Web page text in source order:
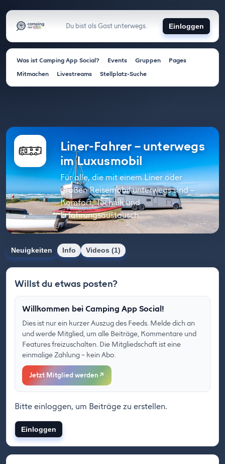
Du bist als Gast unterwegs. Einloggen
Was ist Camping App Social? Events Gruppen
Pages
Mitmachen
Livestreams Stellplatz-Suche
Liner-Fahrer – unterwegs
im Luxusmobil
Für alle, die mit einem Liner oder
großen Reisemobil unterwegs sind –
Komfort, Technik und
Erfahrungsaustausch.
Neuigkeiten Info Videos (1)
Willst du etwas posten?
Willkommen bei Camping App Social!
Dies ist nur ein kurzer Auszug des Feeds. Melde dich an
und werde Mitglied, um alle Beiträge, Kommentare und
Features freizuschalten. Die Mitgliedschaft ist eine
einmalige Zahlung – kein Abo.
Jetzt Mitglied werden ↗
Bitte einloggen, um Beiträge zu erstellen.
Einloggen